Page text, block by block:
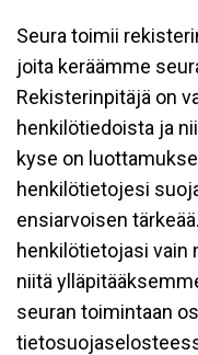
Seura toimii
joita keräämme
Rekisterinpitäjä on
henkilötiedoista ja
kyse on
henkilötietojesi
ensiarvoisen
henkilötietojasi vain
niitä
seuran toimintaan